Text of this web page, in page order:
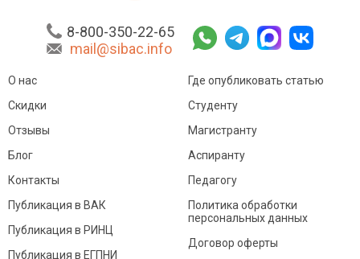
8-800-350-22-65
mail@sibac.info
О нас
Скидки
Отзывы
Блог
Контакты
Где опубликовать статью
Студенту
Магистранту
Аспиранту
Педагогу
Публикация в ВАК
Публикация в РИНЦ
Публикация в ЕГПНИ
Политика обработки
персональных данных
Договор оферты